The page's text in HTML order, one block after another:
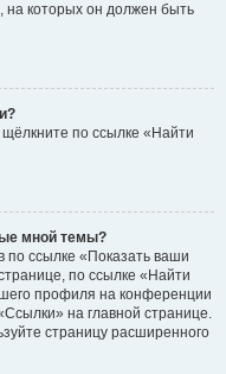
на которых он должен быть
по ссылке «Найти
мной темы?
ссылке «Показать ваши
по ссылке «Найти
профиля на конференции
на главной странице.
страницу расширенного